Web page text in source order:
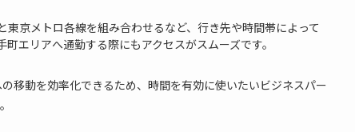
京メトロ各線を組み合わせるなど、行き先や時間帯によって
エリアへ通勤する際にもアクセスがスムーズです。
移動を効率化できるため、時間を有効に使いたいビジネスパー